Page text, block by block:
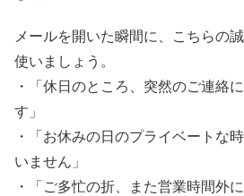
メールを開いた瞬間に、こちらの
使いましょう。
・「休日のところ、突然のご連絡
す」
・「お休みの日のプライベートな
いません」
・「ご多忙の折、また営業時間外